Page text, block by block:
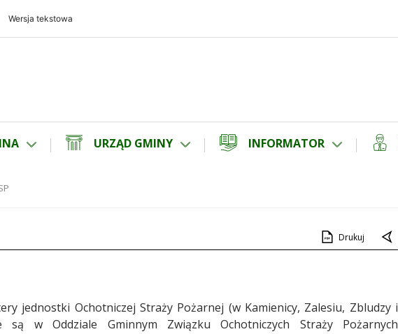
Wersja tekstowa
URZĄD GMINY INFORMATOR
Drukuj
jednostki Ochotniczej Straży Pożarnej (w Kamienicy, Zalesiu, Zbludzy i
są w Oddziale Gminnym Związku Ochotniczych Straży Pożarnych